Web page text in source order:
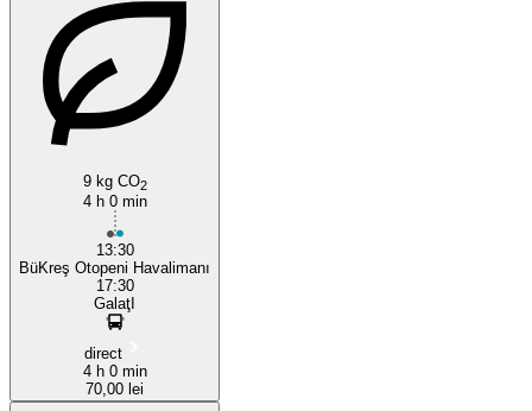
9 kg CO2
4 h 0 min
13:30
BüKreş Otopeni Havalimanı
17:30
GalaţI
direct
4 h 0 min
70,00 lei